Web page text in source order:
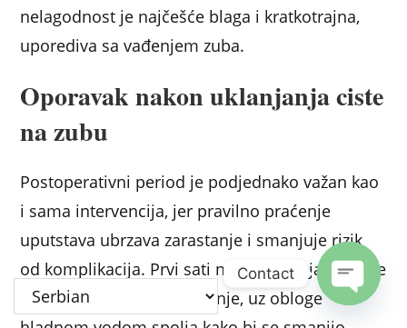
nelagodnost je najčešće blaga i kratkotrajna,
uporediva sa vađenjem zuba.
Oporavak nakon uklanjanja ciste
na zubu
Postoperativni period je podjednako važan kao
i sama intervencija, jer pravilno praćenje
uputstava ubrzava zarastanje i smanjuje rizik
od komplikacija. Prvi sati nakon uklanjanja ciste
na zubu zahtevaju mirovanje, uz obloge
Contact